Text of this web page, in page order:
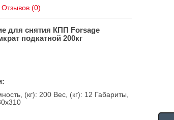
Отзывов (0)
для снятия КПП Forsage
подкатной 200кг
(кг): 200 Вес, (кг): 12 Габариты,